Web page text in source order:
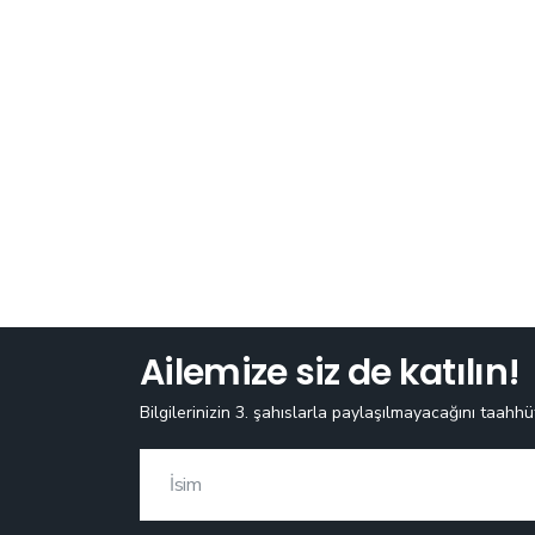
Ailemize siz de katılın!
Bilgilerinizin 3. şahıslarla paylaşılmayacağını